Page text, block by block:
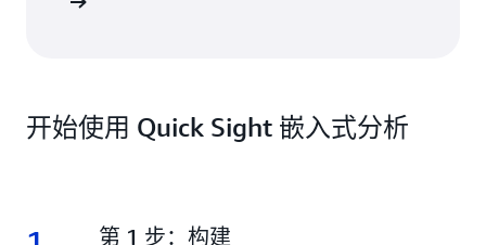
开始使用 Quick Sight 嵌入式分析
1.
第 1 步：构建